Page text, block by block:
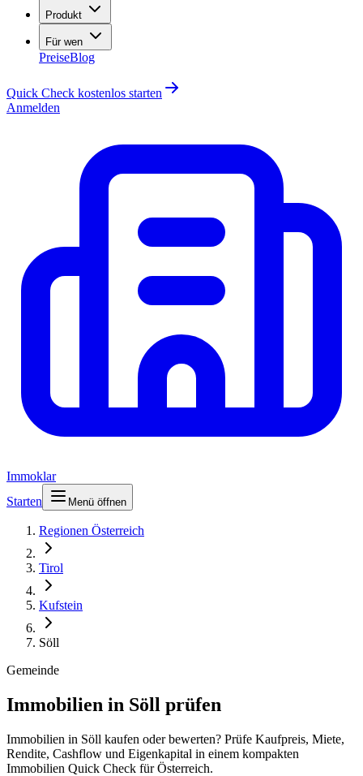
Produkt
Für wen
PreiseBlog
Quick Check kostenlos starten
Anmelden
Immoklar
Starten
Menü öffnen
Regionen Österreich
Tirol
Kufstein
Söll
Gemeinde
Immobilien in Söll prüfen
Immobilien in Söll kaufen oder bewerten? Prüfe Kaufpreis, Miete,
Rendite, Cashflow und Eigenkapital in einem kompakten
Immobilien Quick Check für Österreich.